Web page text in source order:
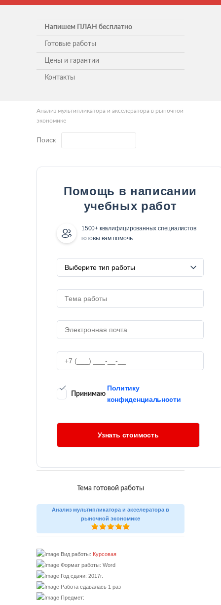
Напишем ПЛАН бесплатно
Готовые работы
Цены и гарантии
Контакты
Анализ мультипликатора и акселератора в рыночной
экономике
Поиск
Помощь в написании
учебных работ
1500+ квалифицированных специалистов
готовы вам помочь
Принимаю
Политику
конфиденциальности
Тема готовой работы
Анализ мультипликатора и акселератора в
рыночной экономике
Вид работы: Курсовая
Формат работы: Word
Год сдачи: 2017г.
Работа сдавалась 1 раз
Предмет: